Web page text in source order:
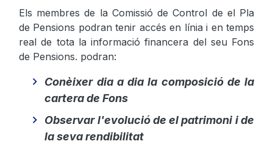
Els membres de la Comissió de Control de el Pla
de Pensions podran tenir accés en línia i en temps
real de tota la informació financera del seu Fons
de Pensions. podran:
Conèixer dia a dia la composició de la
cartera de Fons
Observar l'evolució de el patrimoni i de
la seva rendibilitat